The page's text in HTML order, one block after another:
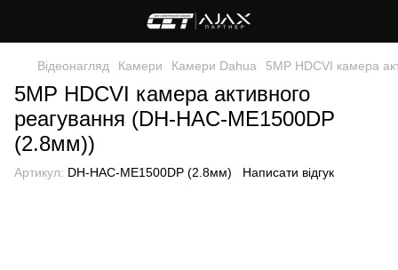
Відеонагляд Камери Камери Dahua 5MP HDCVI камера
5MP HDCVI камера активного
реагування (DH-HAC-ME1500DP
(2.8мм))
Артикул: DH-HAC-ME1500DP (2.8мм) Написати відгук